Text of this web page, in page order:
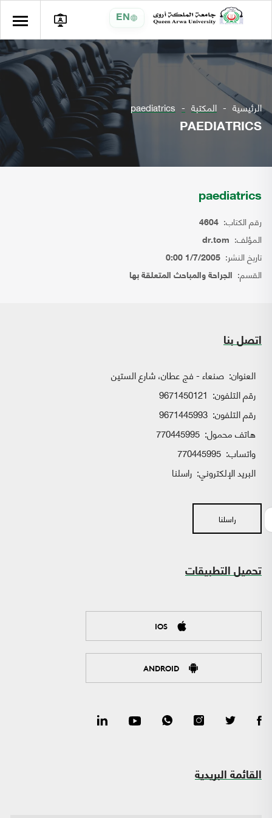
EN
الرئيسية المكتبة paediatrics
PAEDIATRICS
paediatrics
رقم الكتاب: 4604
المؤلف: dr.tom
تاريخ النشر: 1/7/2005 0:00
القسم: الجراحة والمباحث المتعلقة بها
اتصل بنا
العنوان: صنعاء - فج عطان، شارع الستين
رقم التلفون: 9671450121
رقم التلفون: 9671445993
هاتف محمول: 770445995
واتساب:
البريد الإلكتروني: راسلنا
راسلنا
تحميل التطبيقات
IOS
ANDROID
القائمة البريدية